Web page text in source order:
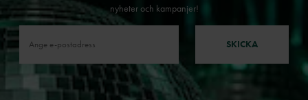
nyheter och kampanjer!
SKICKA